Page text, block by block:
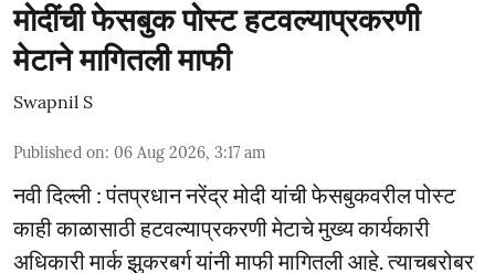
मोदींची फेसबुक पोस्ट हटवल्याप्रकरणी
मेटाने मागितली माफी
Swapnil S
Published on: 06 Aug 2026, 3:17 am
नवी दिल्ली : पंतप्रधान नरेंद्र मोदी यांची फेसबुकवरील पोस्ट
काही काळासाठी हटवल्याप्रकरणी मेटाचे मुख्य कार्यकारी
अधिकारी मार्क झुकरबर्ग यांनी माफी मागितली आहे. त्याचबरोबर